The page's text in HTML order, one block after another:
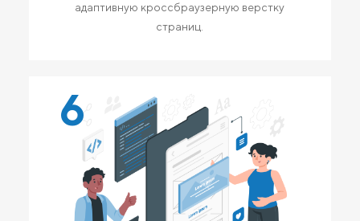
адаптивную кроссбраузерную верстку
страниц.
6